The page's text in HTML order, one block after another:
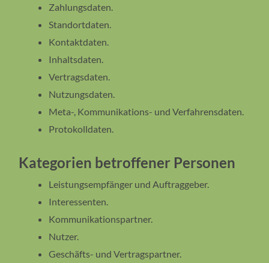
Zahlungsdaten.
Standortdaten.
Kontaktdaten.
Inhaltsdaten.
Vertragsdaten.
Nutzungsdaten.
Meta-, Kommunikations- und Verfahrensdaten.
Protokolldaten.
Kategorien betroffener Personen
Leistungsempfänger und Auftraggeber.
Interessenten.
Kommunikationspartner.
Nutzer.
Geschäfts- und Vertragspartner.